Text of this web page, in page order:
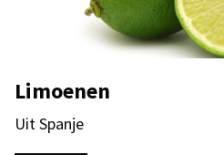
Limoenen
Uit Spanje